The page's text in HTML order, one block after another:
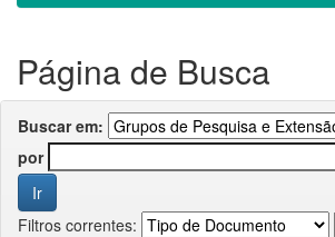
Página de Busca
Buscar em:
por
Filtros correntes: